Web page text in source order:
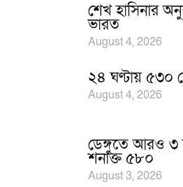
শেখ হাসিনার
ভারত
August 4, 2026
২৪ ঘণ্টায় ৫৩০
August 4, 2026
ডেঙ্গুতে আরও ৩
শনাক্ত ৫৮০
August 3, 2026